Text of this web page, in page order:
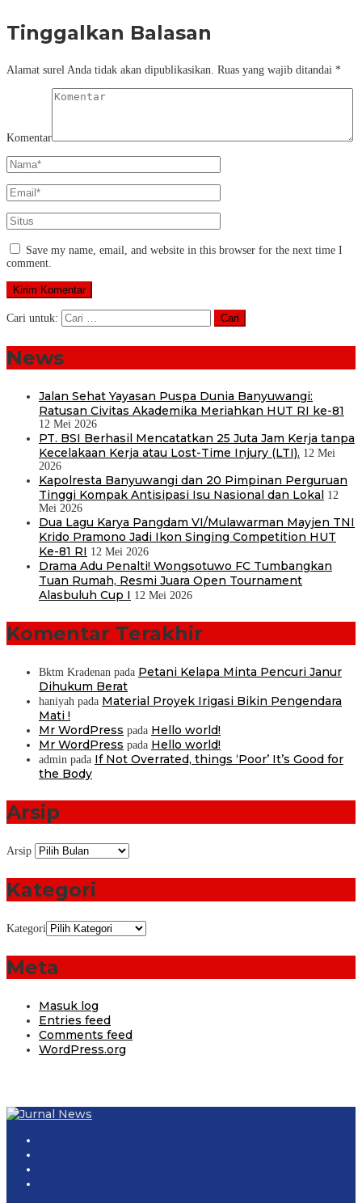
Tinggalkan Balasan
Alamat surel Anda tidak akan dipublikasikan. Ruas yang wajib ditandai *
Komentar
Save my name, email, and website in this browser for the next time I
comment.
Cari untuk:
News
Jalan Sehat Yayasan Puspa Dunia Banyuwangi:
Ratusan Civitas Akademika Meriahkan HUT RI ke-81
12 Mei 2026
PT. BSI Berhasil Mencatatkan 25 Juta Jam Kerja tanpa
Kecelakaan Kerja atau Lost-Time Injury (LTI). 12 Mei
2026
Kapolresta Banyuwangi dan 20 Pimpinan Perguruan
Tinggi Kompak Antisipasi Isu Nasional dan Lokal 12
Mei 2026
Dua Lagu Karya Pangdam VI/Mulawarman Mayjen TNI
Krido Pramono Jadi Ikon Singing Competition HUT
Ke-81 RI 12 Mei 2026
Drama Adu Penalti! Wongsotuwo FC Tumbangkan
Tuan Rumah, Resmi Juara Open Tournament
Alasbuluh Cup I 12 Mei 2026
Komentar Terakhir
Bktm Kradenan pada Petani Kelapa Minta Pencuri Janur
Dihukum Berat
haniyah pada Material Proyek Irigasi Bikin Pengendara
Mati !
Mr WordPress pada Hello world!
Mr WordPress pada Hello world!
admin pada If Not Overrated, things ‘Poor’ It’s Good for
the Body
Arsip
Arsip
Kategori
Kategori
Meta
Masuk log
Entries feed
Comments feed
WordPress.org